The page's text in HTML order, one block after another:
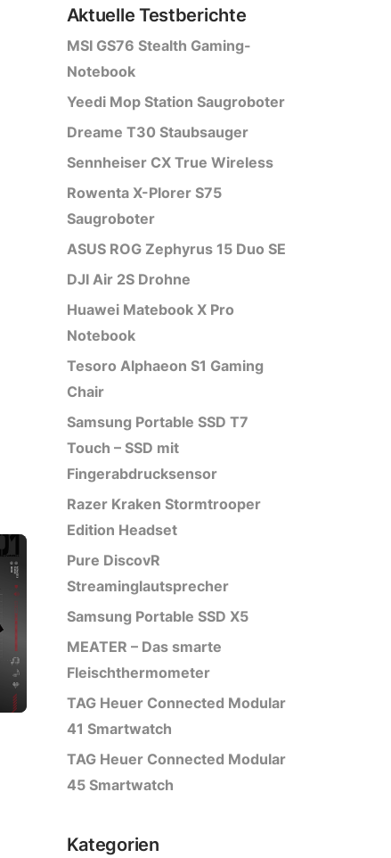
Aktuelle Testberichte
MSI GS76 Stealth Gaming-
Notebook
Yeedi Mop Station Saugroboter
Dreame T30 Staubsauger
Sennheiser CX True Wireless
Rowenta X-Plorer S75
Saugroboter
ASUS ROG Zephyrus 15 Duo SE
DJI Air 2S Drohne
Huawei Matebook X Pro
Notebook
Tesoro Alphaeon S1 Gaming
Chair
Samsung Portable SSD T7
Touch – SSD mit
Fingerabdrucksensor
Razer Kraken Stormtrooper
Edition Headset
Pure DiscovR
Streaminglautsprecher
Samsung Portable SSD X5
MEATER – Das smarte
Fleischthermometer
TAG Heuer Connected Modular
41 Smartwatch
TAG Heuer Connected Modular
45 Smartwatch
Kategorien